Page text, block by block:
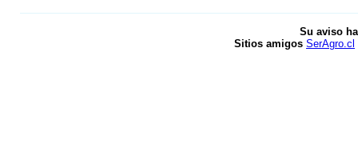
Su aviso
Sitios amigos SerAgro.cl